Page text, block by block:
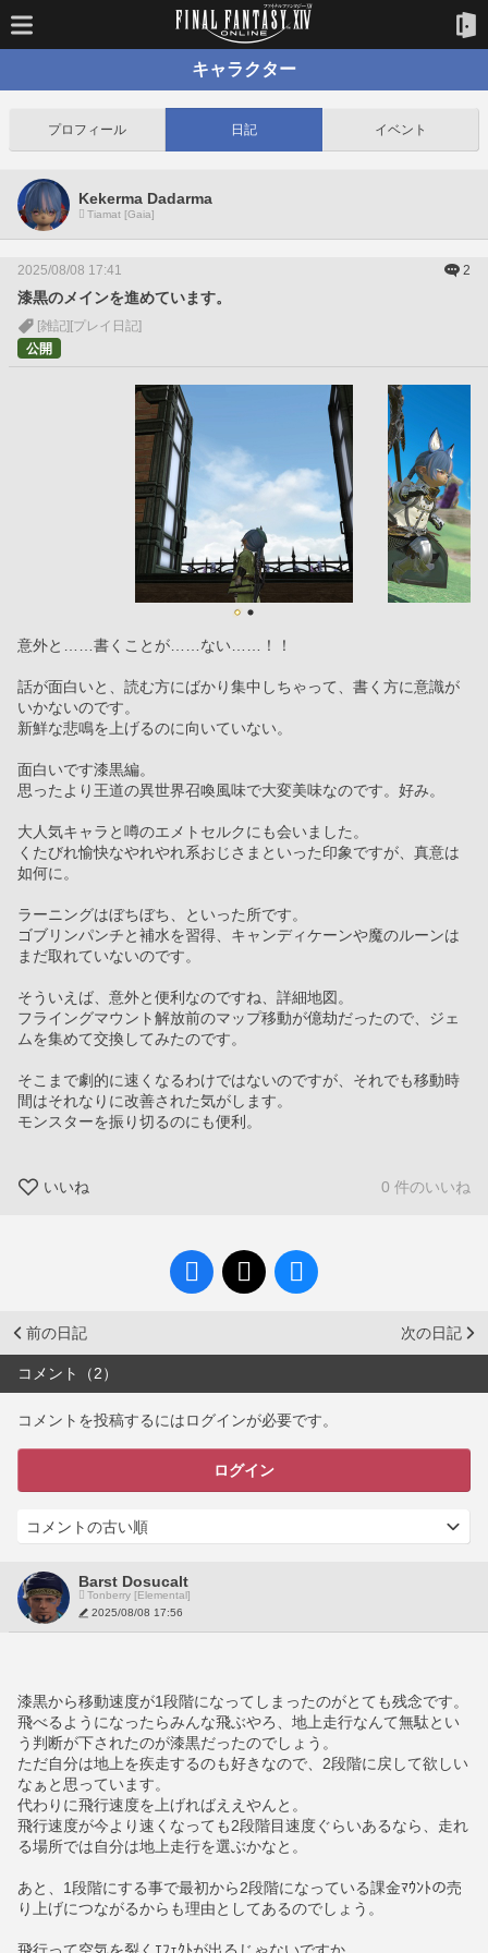
キャラクター
プロフィール 日記 イベント
Kekerma Dadarma
Tiamat [Gaia]
2025/08/08 17:41 2
漆黒のメインを進めています。
[雑記] [プレイ日記]
公開
意外と……書くことが……ない……！！
話が面白いと、読む方にばかり集中しちゃって、書く方に意識が
いかないのです。
新鮮な悲鳴を上げるのに向いていない。
面白いです漆黒編。
思ったより王道の異世界召喚風味で大変美味なのです。好み。
大人気キャラと噂のエメトセルクにも会いました。
くたびれ愉快なやれやれ系おじさまといった印象ですが、真意は
如何に。
ラーニングはぼちぼち、といった所です。
ゴブリンパンチと補水を習得、キャンディケーンや魔のルーンは
まだ取れていないのです。
そういえば、意外と便利なのですね、詳細地図。
フライングマウント解放前のマップ移動が億劫だったので、ジェ
ムを集めて交換してみたのです。
そこまで劇的に速くなるわけではないのですが、それでも移動時
間はそれなりに改善された気がします。
モンスターを振り切るのにも便利。
いいね 0 件のいいね
前の日記 次の日記
コメント（2）
コメントを投稿するにはログインが必要です。
ログイン
Barst Dosucalt
Tonberry [Elemental]
2025/08/08 17:56
漆黒から移動速度が1段階になってしまったのがとても残念です。
飛べるようになったらみんな飛ぶやろ、地上走行なんて無駄とい
う判断が下されたのが漆黒だったのでしょう。
ただ自分は地上を疾走するのも好きなので、2段階に戻して欲しい
なぁと思っています。
代わりに飛行速度を上げればええやんと。
飛行速度が今より速くなっても2段階目速度ぐらいあるなら、走れ
る場所では自分は地上走行を選ぶかなと。
あと、1段階にする事で最初から2段階になっている課金ﾏｳﾝﾄの売
り上げにつながるからも理由としてあるのでしょう。